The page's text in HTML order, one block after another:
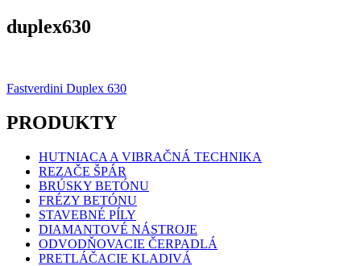
duplex630
Navigácia
v
článku
Fastverdini Duplex 630
PRODUKTY
HUTNIACA A VIBRAČNÁ TECHNIKA
REZAČE ŠPÁR
BRÚSKY BETÓNU
FRÉZY BETÓNU
STAVEBNÉ PÍLY
DIAMANTOVÉ NÁSTROJE
ODVODŇOVACIE ČERPADLÁ
PRETLÁČACIE KLADIVÁ